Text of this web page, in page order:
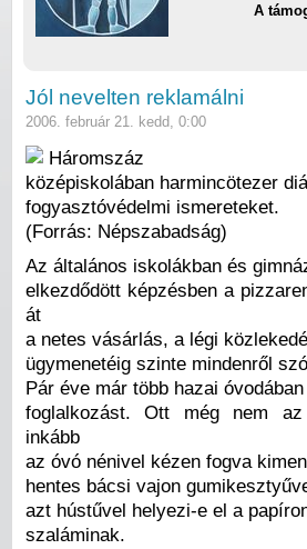
A
Jól nevelten reklamálni
2006. február 21. kedd, 0:00
Háromszáz
középiskolában harmincötezer
fogyasztóvédelmi ismereteket.
(Forrás: Népszabadság)
Az általános iskolákban és
elkezdődött képzésben a
át
a netes vásárlás, a légi
ügymenetéig szinte mindenről
Pár éve már több hazai
foglalkozást. Ott még nem az
inkább
az óvó nénivel kézen fogva
hentes bácsi vajon
azt hústűvel helyezi-e el a
szaláminak.